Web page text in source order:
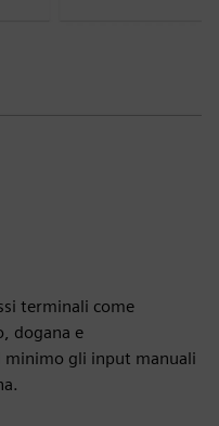
terminali come
dogana e
minimo gli input manuali